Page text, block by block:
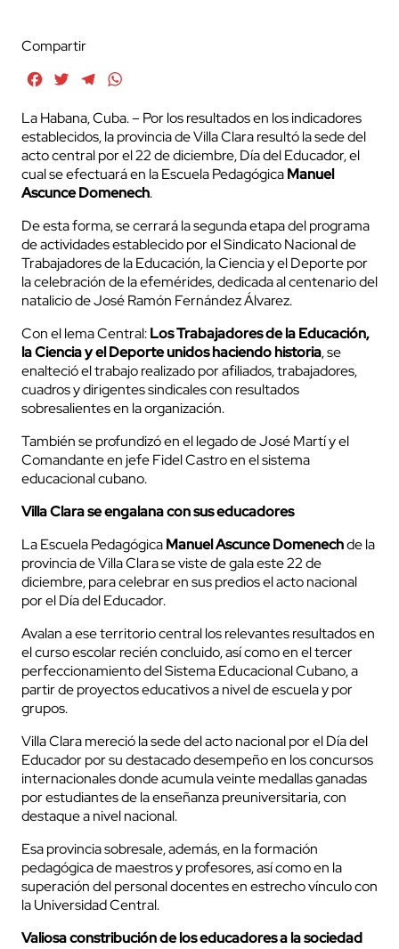
Compartir
FacebookTwitterTelegram
La Habana, Cuba. – Por los resultados en los indicadores
establecidos, la provincia de Villa Clara resultó la sede del
acto central por el 22 de diciembre, Día del Educador, el
cual se efectuará en la Escuela PedagógicaManuel
Ascunce Domenech.
De esta forma, se cerrará la segunda etapa del programa
de actividades establecido por el Sindicato Nacional de
Trabajadores de la Educación, la Ciencia y el Deporte por
la celebración de la efemérides, dedicada al centenario del
natalicio de José Ramón Fernández Álvarez.
Con el lema Central:Los Trabajadores de la Educación,
la Ciencia y el Deporte unidos haciendo historia, se
enalteció el trabajo realizado por afiliados, trabajadores,
cuadros y dirigentes sindicales con resultados
sobresalientes en la organización.
También se profundizó en el legado de José Martí y el
Comandante en jefe Fidel Castro en el sistema
educacional cubano.
Villa Clara se engalana con sus educadores
La Escuela PedagógicaManuel Ascunce Domenechde la
provincia de Villa Clara se viste de gala este 22 de
diciembre, para celebrar en sus predios el acto nacional
por el Día del Educador.
Avalan a ese territorio central los relevantes resultados en
el curso escolar recién concluido, así como en el tercer
perfeccionamiento del Sistema Educacional Cubano, a
partir de proyectos educativos a nivel de escuela y por
grupos.
Villa Clara mereció la sede del acto nacional por el Día del
Educador por su destacado desempeño en los concursos
internacionales donde acumula veinte medallas ganadas
por estudiantes de la enseñanza preuniversitaria, con
destaque a nivel nacional.
Esa provincia sobresale, además, en la formación
pedagógica de maestros y profesores, así como en la
superación del personal docentes en estrecho vínculo con
la Universidad Central.
Valiosa constribución de los educadores a la sociedad